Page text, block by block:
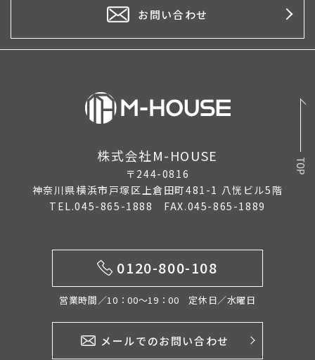
お問い合わせ
株式会社M-HOUSE
〒244-0816
神奈川県横浜市戸塚区上倉田町481-1 八恍ビル5階
TEL.045-865-1888 FAX.045-865-1889
0120-800-108
営業時間／10：00〜19：00 定休日／水曜日
メールでのお問い合わせ